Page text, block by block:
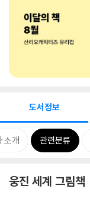
도서정보
소개 관련분류
웅진 세계 그림책